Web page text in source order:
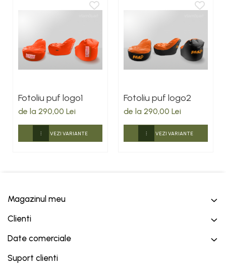
Fotoliu puf logo1
de la 290,00 Lei
VEZI VARIANTE
Fotoliu puf logo2
de la 290,00 Lei
VEZI VARIANTE
Magazinul meu
Clienti
Date comerciale
Suport clienti